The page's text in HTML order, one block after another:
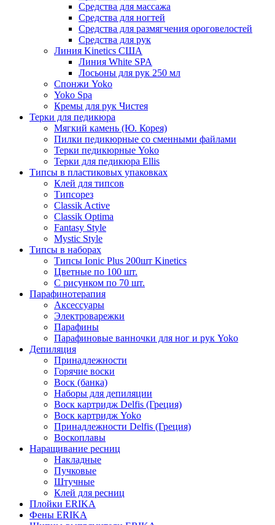
Средства для массажа
Средства для ногтей
Средства для размягчения ороговелостей
Средства для рук
Линия Kinetics США
Линия White SPA
Лосьоны для рук 250 мл
Спонжи Yoko
Yoko Spa
Кремы для рук Чистея
Терки для педикюра
Мягкий камень (Ю. Корея)
Пилки педикюрные со сменными файлами
Терки педикюрные Yoko
Терки для педикюра Ellis
Типсы в пластиковых упаковках
Клей для типсов
Типсорез
Classik Active
Classik Optima
Fantasy Style
Mystic Style
Типсы в наборах
Типсы Ionic Plus 200шт Kinetics
Цветные по 100 шт.
С рисунком по 70 шт.
Парафинотерапия
Аксессуары
Электроварежки
Парафины
Парафиновые ванночки для ног и рук Yoko
Депиляция
Принадлежности
Горячие воски
Воск (банка)
Наборы для депиляции
Воск картридж Delfis (Греция)
Воск картридж Yoko
Принадлежности Delfis (Греция)
Воскоплавы
Наращивание ресниц
Накладные
Пучковые
Штучные
Клей для ресниц
Плойки ERIKA
Фены ERIKA